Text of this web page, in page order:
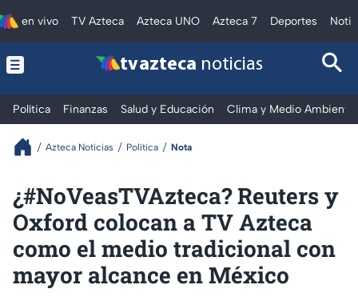
en vivo TV Azteca Azteca UNO Azteca 7 Deportes
tv azteca noticias
Política Finanzas Salud y Educación Clima y Medio Ambiente
Azteca Noticias Política Nota
¿#NoVeasTVAzteca? Reuters y
Oxford colocan a TV Azteca
como el medio tradicional con
mayor alcance en México